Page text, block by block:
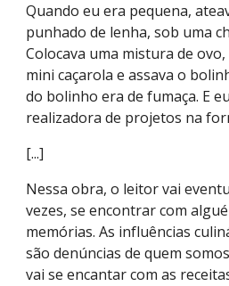
Quando eu era pequena,
punhado de lenha, sob uma
Colocava uma mistura de
mini caçarola e assava o
do bolinho era de fumaça. E
realizadora de projetos na
[...]
Nessa obra, o leitor vai
vezes, se encontrar com
memórias. As influências
são denúncias de quem
vai se encantar com as